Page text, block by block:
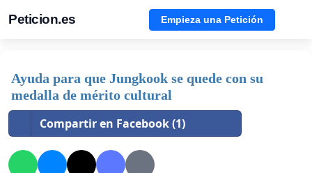
Peticion.es Empieza una Petición
Ayuda para que Jungkook se quede con su
medalla de mérito cultural
Compartir en Facebook (1)